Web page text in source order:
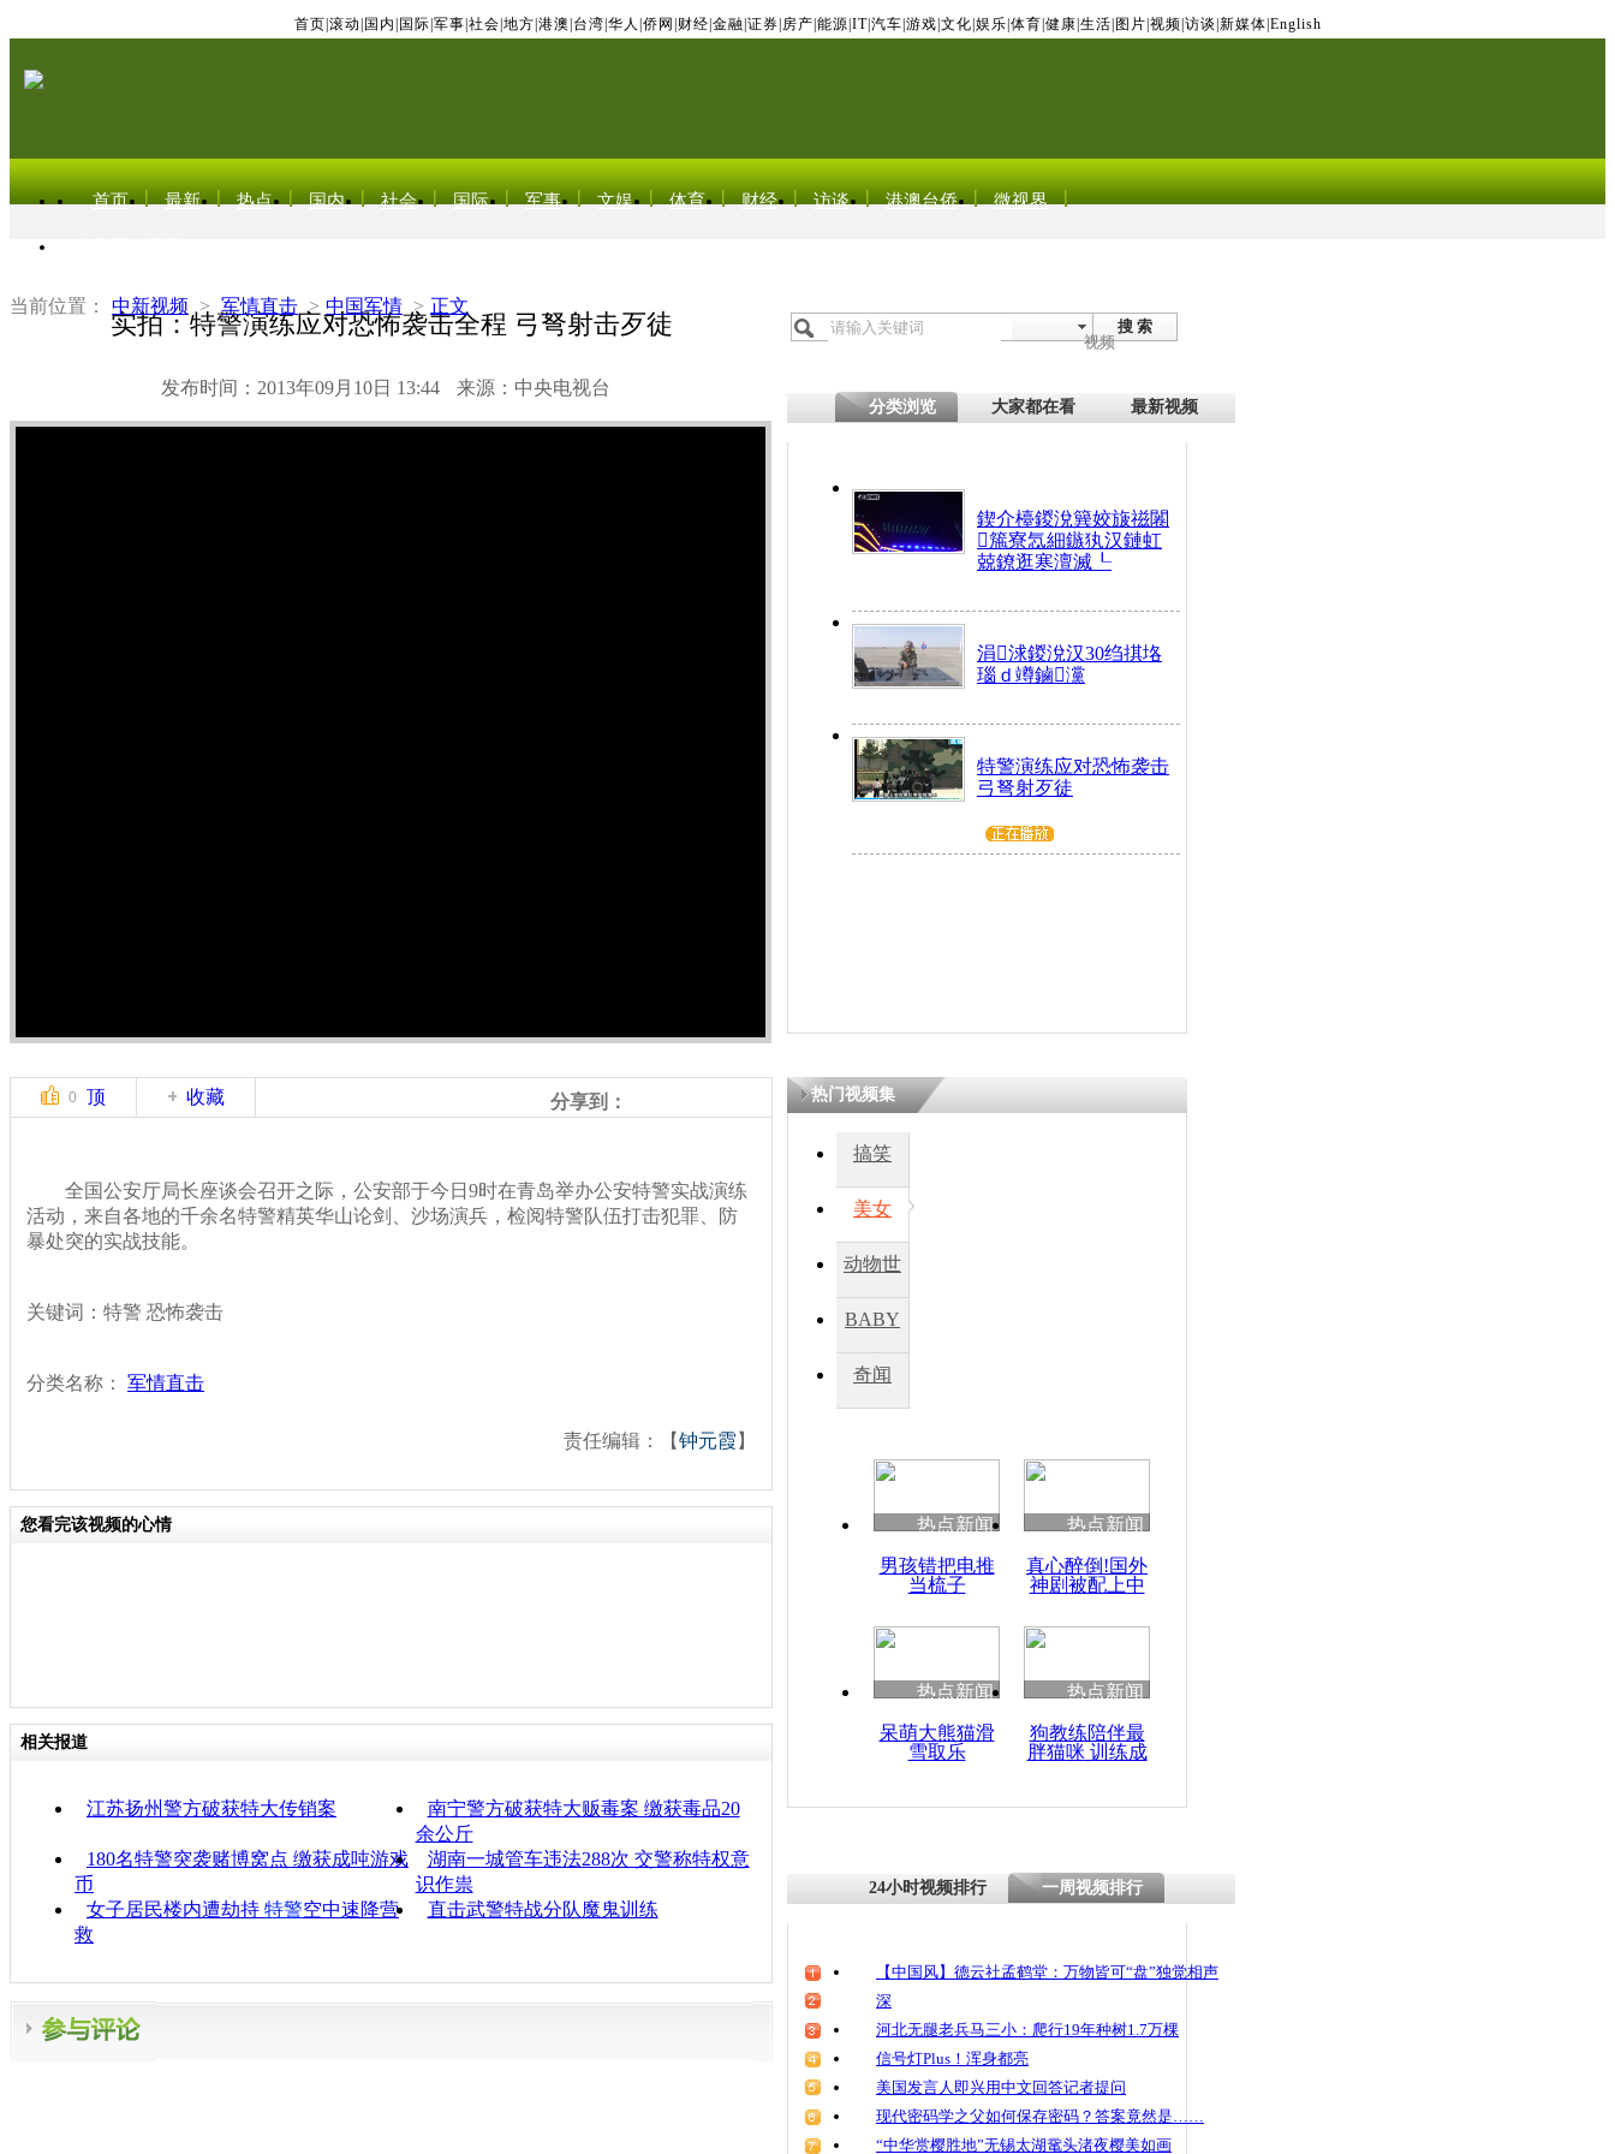
首页 滚动 国内 国际 军事 社会 地方 港澳 台湾 华人 侨网 财经 金融 证券 房产 能源 IT| 汽车 游戏 文化 娱乐 体育 健康 生活 图片 视频 访谈 新媒体 English
首页 最新 热点 国内 社会 国际 军事 文娱 体育 财经 访谈 港澳台侨 微视界
当前位置： 中新视频 > 军情直击 > 中国军情 > 正文
实拍：特警演练应对恐怖袭击全程 弓弩射击歹徒
发布时间：2013年09月10日 13:44 来源：中央电视台
搜 索
视频
分类浏览 大家都在看 最新视频
鍥介檯鍐涗簨姣旇禌闂
箷寮忥細鏃犱汉鏈虹
兢鐐逛寒澶滅┖
涓浗鍐涗汉30绉掑垎
瑙ｄ竴鏀灙
特警演练应对恐怖袭击
弓弩射歹徒
0 顶 收藏 分享到：
全国公安厅局长座谈会召开之际，公安部于今日9时在青岛举办公安特警实战演练
活动，来自各地的千余名特警精英华山论剑、沙场演兵，检阅特警队伍打击犯罪、防
暴处突的实战技能。
关键词：特警 恐怖袭击
分类名称： 军情直击
责任编辑：【钟元霞 】
您看完该视频的心情
相关报道
江苏扬州警方破获特大传销案
南宁警方破获特大贩毒案 缴获毒品20
余公斤
180名特警突袭赌博窝点 缴获成吨游戏
币
湖南一城管车违法288次 交警称特权意
识作祟
女子居民楼内遭劫持 特警空中速降营
救
直击武警特战分队魔鬼训练
热门视频集
搞笑
美女
动物世
BABY
秀
奇闻
热点新闻
男孩错把电推
当梳子
热点新闻
真心醉倒!国外
神剧被配上中
热点新闻
呆萌大熊猫滑
雪取乐
热点新闻
狗教练陪伴最
胖猫咪 训练成
24小时视频排行 一周视频排行
【中国风】德云社孟鹤堂：万物皆可“盘”独觉相声
深
河北无腿老兵马三小：爬行19年种树1.7万棵
信号灯Plus！浑身都亮
美国发言人即兴用中文回答记者提问
现代密码学之父如何保存密码？答案竟然是……
“中华赏樱胜地”无锡太湖鼋头渚夜樱美如画